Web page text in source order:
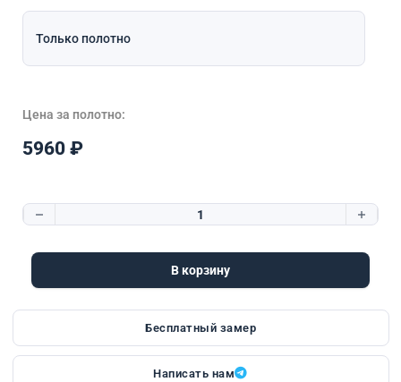
Цена за полотно:
5960 ₽
Количество товара Вена Vinyl Белый Стекло матовое
В корзину
Бесплатный замер
Написать нам